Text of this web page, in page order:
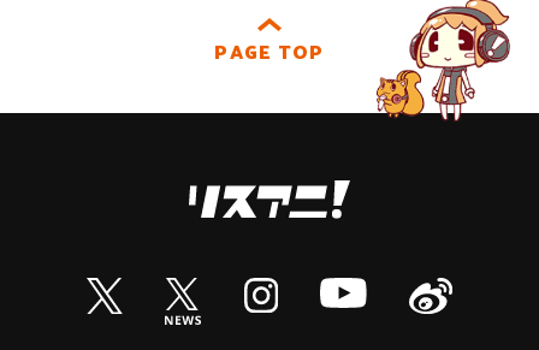
PAGE TOP